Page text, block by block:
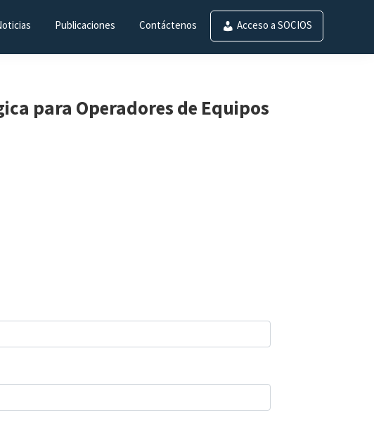
Publicaciones Contáctenos Acceso a SOCIOS
para Operadores de Equipos